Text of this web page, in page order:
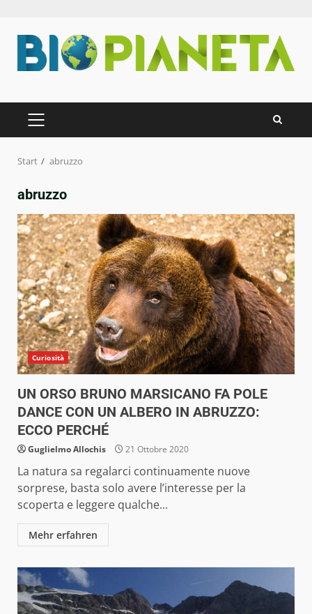
Inhalt
springen
PRIMÄRES
MENÜ
Start abruzzo
abruzzo
Curiosità
UN ORSO BRUNO MARSICANO FA POLE
DANCE CON UN ALBERO IN ABRUZZO:
ECCO PERCHÉ
Guglielmo Allochis 21 Ottobre 2020
La natura sa regalarci continuamente nuove
sorprese, basta solo avere l’interesse per la
scoperta e leggere qualche...
Mehr erfahren